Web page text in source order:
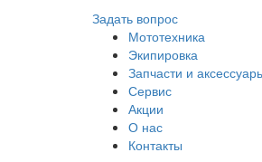
Задать вопрос
Мототехника
Экипировка
Запчасти и
Сервис
Акции
О нас
Контакты